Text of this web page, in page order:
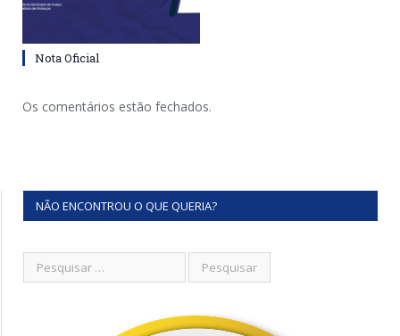
Nota Oficial
Os comentários estão fechados.
NÃO ENCONTROU O QUE QUERIA?